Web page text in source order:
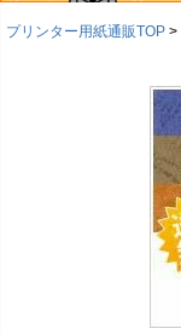
プリンター用紙通販TOP